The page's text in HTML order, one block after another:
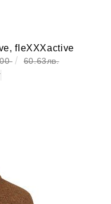
fleXXXactive
60.63лв.